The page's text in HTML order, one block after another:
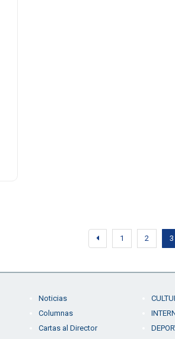
1 2 3
Noticias
Columnas
Cartas al Director